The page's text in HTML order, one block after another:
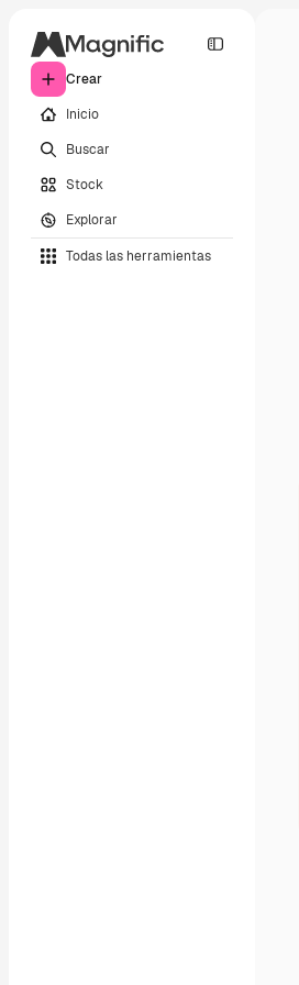
Crear
Inicio
Buscar
Stock
Explorar
Todas las herramientas